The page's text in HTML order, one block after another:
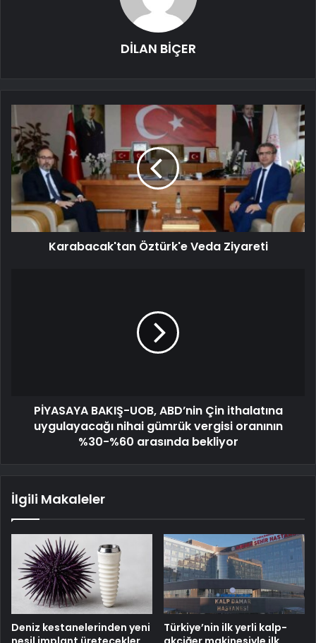
DİLAN BİÇER
Karabacak'tan Öztürk'e Veda Ziyareti
PİYASAYA BAKIŞ-UOB, ABD’nin Çin ithalatına
uygulayacağı nihai gümrük vergisi oranının
%30-%60 arasında bekliyor
İlgili Makaleler
Deniz kestanelerinden yeni
Türkiye’nin ilk yerli kalp-